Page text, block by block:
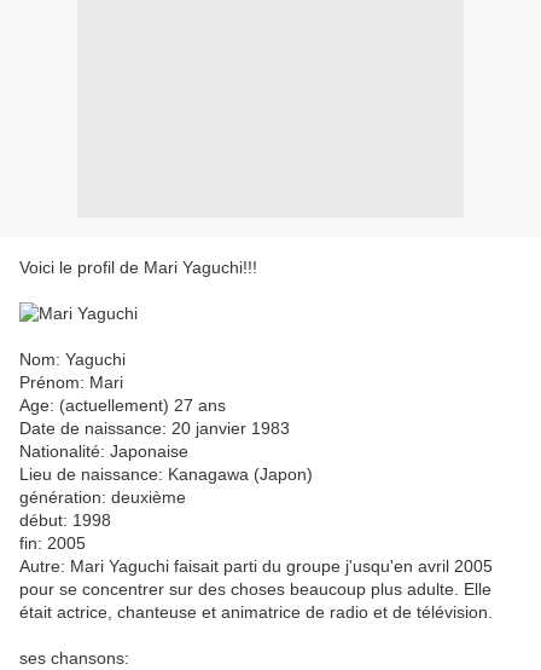
Voici le profil de Mari Yaguchi!!!
Nom: Yaguchi
Prénom: Mari
Age: (actuellement) 27 ans
Date de naissance: 20 janvier 1983
Nationalité: Japonaise
Lieu de naissance: Kanagawa (Japon)
génération: deuxième
début: 1998
fin: 2005
Autre: Mari Yaguchi faisait parti du groupe j'usqu'en avril 2005
pour se concentrer sur des choses beaucoup plus adulte. Elle
était actrice, chanteuse et animatrice de radio et de télévision.
ses chansons: